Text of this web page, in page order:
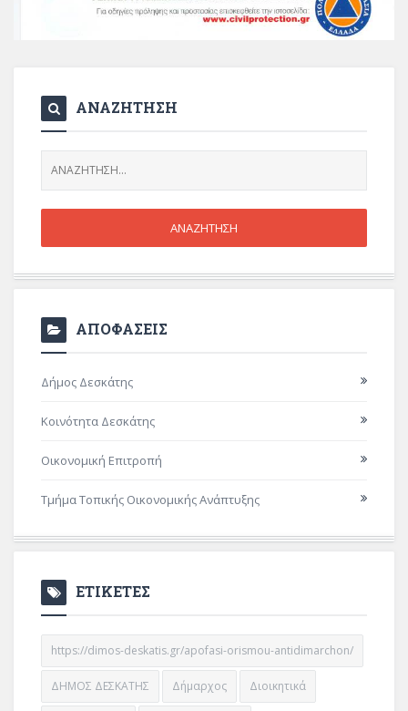
ΑΝΑΖΗΤΗΣΗ
ΑΠΟΦΑΣΕΙΣ
Δήμος Δεσκάτης
Κοινότητα Δεσκάτης
Οικονομική Επιτροπή
Τμήμα Τοπικής Οικονομικής Ανάπτυξης
ΕΤΙΚΕΤΕΣ
https://dimos-deskatis.gr/apofasi-orismou-antidimarchon/
ΔΗΜΟΣ ΔΕΣΚΑΤΗΣ Δήμαρχος Διοικητικά